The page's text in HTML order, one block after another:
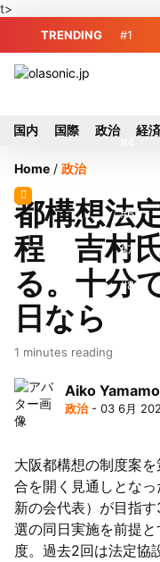
t>
TRENDING #1
の真紀
元社長
界良好
#6
のガス
由に
#7
近畿産
#8
イト」
「全東
国内 国際 政治 経済
Home / 政治
都構想法
程 吉村
る。十分
日なら
1 minutes reading
Aiko
政治- 03 6月
大阪都構想の制度案
合を開く見通しとな
新の会代表）が目指
選の同日実施を前提
度。過去2回は法定協